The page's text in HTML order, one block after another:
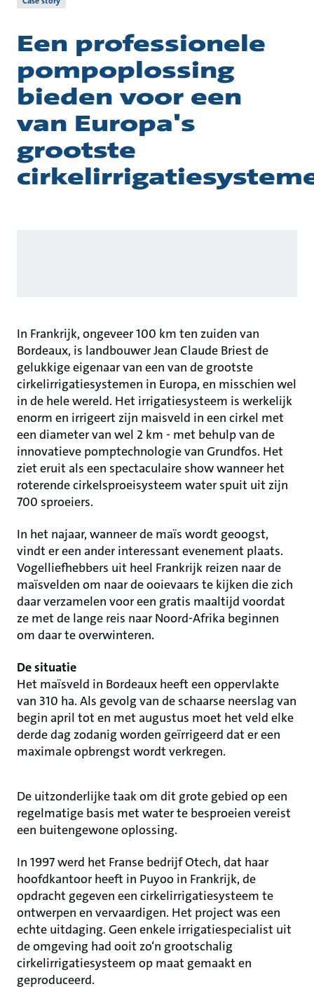
Een professionele
pompoplossing
bieden voor een
van Europa's
grootste
In Frankrijk, ongeveer 100 km ten zuiden van
Bordeaux, is landbouwer Jean Claude Briest de
gelukkige eigenaar van een van de grootste
cirkelirrigatiesystemen in Europa, en misschien wel
in de hele wereld. Het irrigatiesysteem is werkelijk
enorm en irrigeert zijn maisveld in een cirkel met
een diameter van wel 2 km - met behulp van de
innovatieve pomptechnologie van Grundfos. Het
ziet eruit als een spectaculaire show wanneer het
roterende cirkelsproeisysteem water spuit uit zijn
700 sproeiers.
In het najaar, wanneer de maïs wordt geoogst,
vindt er een ander interessant evenement plaats.
Vogelliefhebbers uit heel Frankrijk reizen naar de
maïsvelden om naar de ooievaars te kijken die zich
daar verzamelen voor een gratis maaltijd voordat
ze met de lange reis naar Noord-Afrika beginnen
om daar te overwinteren.
De situatie
Het maïsveld in Bordeaux heeft een oppervlakte
van 310 ha. Als gevolg van de schaarse neerslag van
begin april tot en met augustus moet het veld elke
derde dag zodanig worden geïrrigeerd dat er een
maximale opbrengst wordt verkregen.
De uitzonderlijke taak om dit grote gebied op een
regelmatige basis met water te besproeien vereist
een buitengewone oplossing.
In 1997 werd het Franse bedrijf Otech, dat haar
hoofdkantoor heeft in Puyoo in Frankrijk, de
opdracht gegeven een cirkelirrigatiesysteem te
ontwerpen en vervaardigen. Het project was een
echte uitdaging. Geen enkele irrigatiespecialist uit
de omgeving had ooit zo‘n grootschalig
cirkelirrigatiesysteem op maat gemaakt en
geproduceerd.